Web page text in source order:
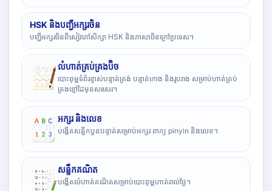
HSK និងបញ្ជីអក្សរចិន
បញ្ជីអក្សរចិនពីសៀវភៅសិក្សា HSK និងភាសាចិនក្រៅប្រទេស។
លំហាត់គ្រប់គ្រងប៊ិច
បោះពុម្ពទំព័រខ្ទាស់បន្ទាត់ត្រង់ បន្ទាត់កោង និងរូបរាង សម្រាប់ហាត់គ្រប់
គ្រងខ្មៅដៃមុនសរសេរ។
អក្សរ និងលេខ
បង្កើតសន្លឹកបួនបន្ទាត់សម្រាប់អក្សរ ពាក្យ pinyin និងលេខ។
សន្លឹកគណិត
បង្កើតលំហាត់គណិតសម្រាប់បោះពុម្ពហាត់រាល់ថ្ងៃ។